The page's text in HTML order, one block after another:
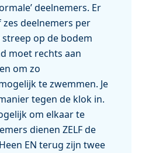
deelnemers. Er
deelnemers per
op de bodem
moet rechts aan
om zo
te zwemmen. Je
tegen de klok in.
om elkaar te
dienen ZELF de
EN terug zijn twee